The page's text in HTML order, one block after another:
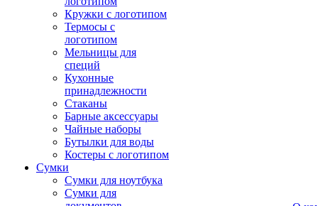
Кружки с логотипом
Термосы с
логотипом
Мельницы для
специй
Кухонные
принадлежности
Стаканы
Барные аксессуары
Чайные наборы
Бутылки для воды
Костеры с логотипом
Сумки
Сумки для ноутбука
Сумки для